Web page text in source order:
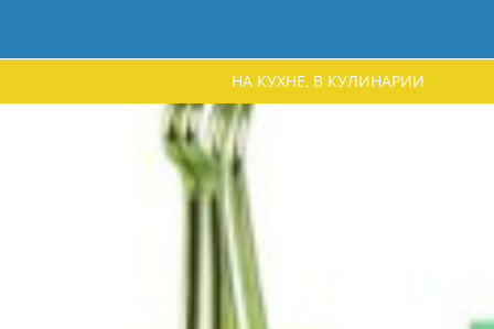
НА КУХНЕ, В КУЛИНАРИИ